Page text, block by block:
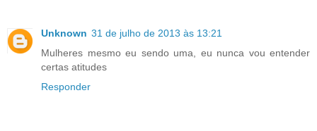
Unknown 31 de julho de 2013 às 13:21
Mulheres mesmo eu sendo uma, eu nunca vou entender
certas atitudes
Responder